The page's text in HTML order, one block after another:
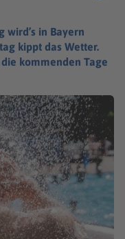
wird’s in Bayern
kippt das Wetter.
kommenden Tage